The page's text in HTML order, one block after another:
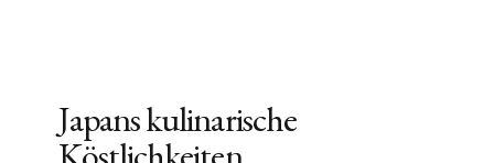
Japans kulinarische